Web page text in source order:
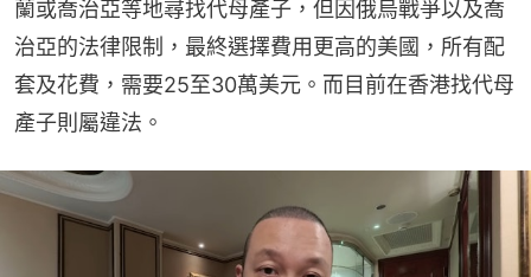
蘭或喬治亞等地尋找代母產子，但因俄烏戰爭以及喬
治亞的法律限制，最終選擇費用更高的美國，所有配
套及花費，需要25至30萬美元。而目前在香港找代母
產子則屬違法。